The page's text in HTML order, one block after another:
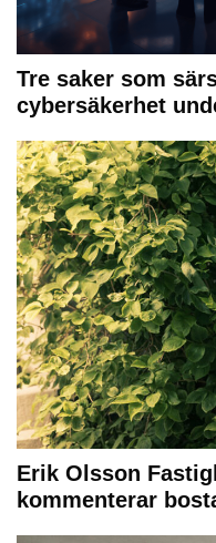
Tre saker som
cybersäkerhet
Erik Olsson
kommenterar